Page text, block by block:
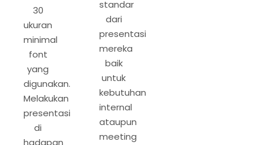
30
ukuran
minimal
font
yang
digunakan.
Melakukan
presentasi
di
hadapan
standar
dari
presentasi
mereka
baik
untuk
kebutuhan
internal
ataupun
meeting